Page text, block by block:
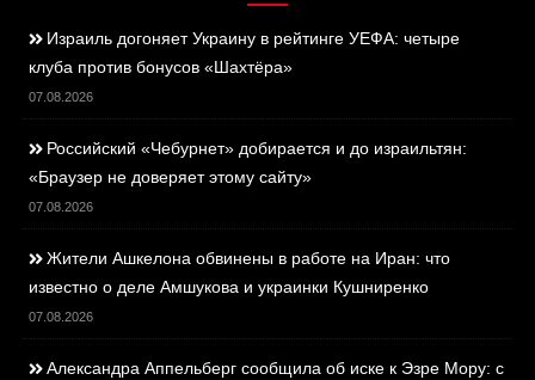
Израиль догоняет Украину в рейтинге УЕФА: четыре
клуба против бонусов «Шахтёра»
07.08.2026
Российский «Чебурнет» добирается и до израильтян:
«Браузер не доверяет этому сайту»
07.08.2026
Жители Ашкелона обвинены в работе на Иран: что
известно о деле Амшукова и украинки Кушниренко
07.08.2026
Александра Аппельберг сообщила об иске к Эзре Мору: с